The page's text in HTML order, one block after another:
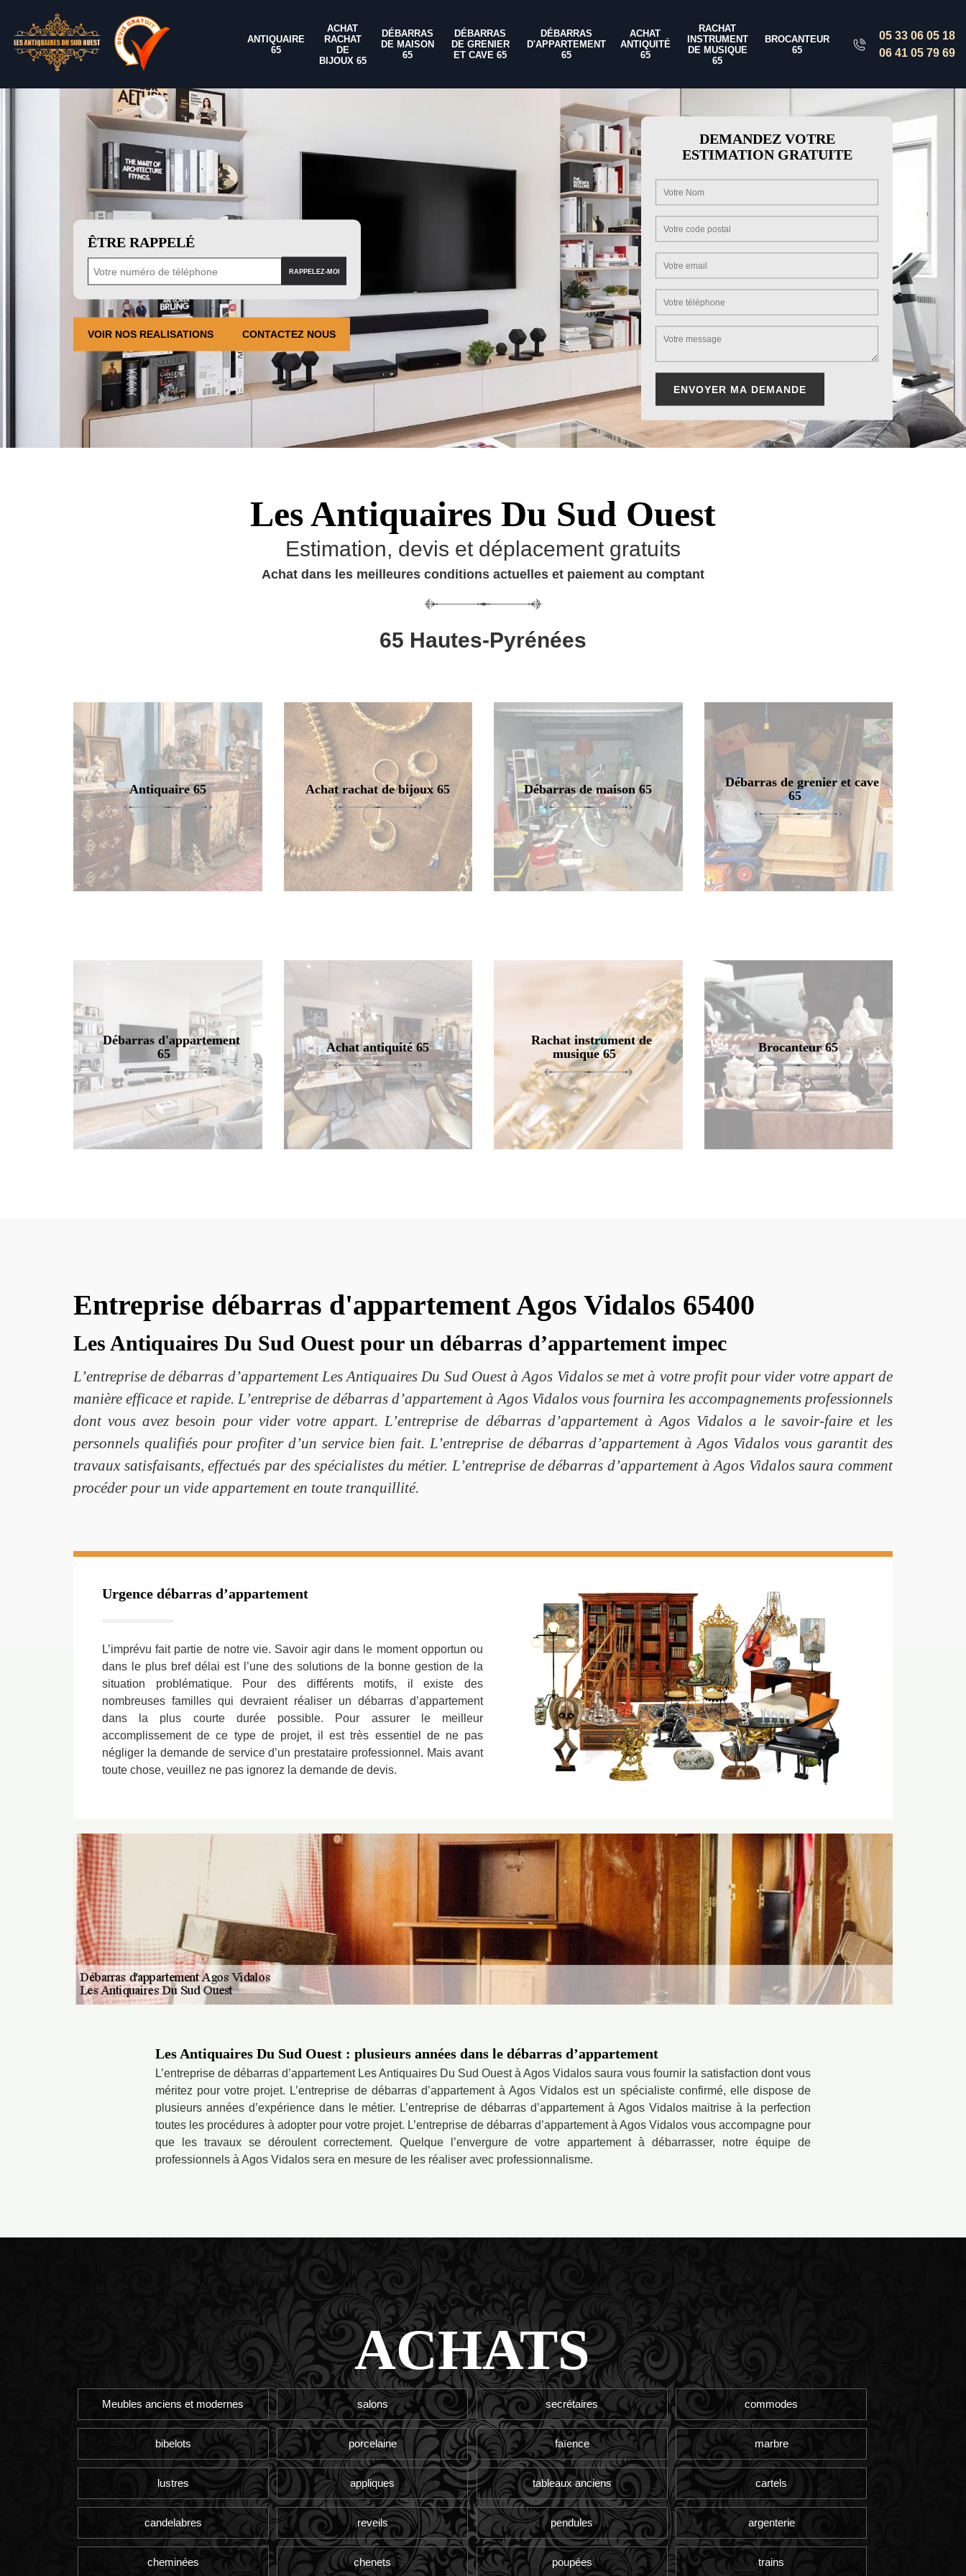
ANTIQUAIRE
65
ACHAT
RACHAT
DE
BIJOUX 65
DÉBARRAS
DE MAISON
65
DÉBARRAS
DE GRENIER
ET CAVE 65
DÉBARRAS
D'APPARTEMENT
65
ACHAT
ANTIQUITÉ
65
RACHAT
INSTRUMENT
DE MUSIQUE
65
BROCANTEUR
65
05 33 06 05 18
06 41 05 79 69
ÊTRE RAPPELÉ
VOIR NOS REALISATIONS CONTACTEZ NOUS
DEMANDEZ VOTRE
ESTIMATION GRATUITE
Les Antiquaires Du Sud Ouest
Estimation, devis et déplacement gratuits
Achat dans les meilleures conditions actuelles et paiement au comptant
65 Hautes-Pyrénées
Antiquaire 65 Achat rachat de bijoux 65 Débarras de maison 65
Débarras de grenier et cave
65
Débarras d'appartement
65
Achat antiquité 65
Rachat instrument de
musique 65
Brocanteur 65
Entreprise débarras d'appartement Agos Vidalos 65400
Les Antiquaires Du Sud Ouest pour un débarras d’appartement impec
L’entreprise de débarras d’appartement Les Antiquaires Du Sud Ouest à Agos Vidalos se met à votre profit pour vider votre appart de
manière efficace et rapide. L’entreprise de débarras d’appartement à Agos Vidalos vous fournira les accompagnements professionnels
dont vous avez besoin pour vider votre appart. L’entreprise de débarras d’appartement à Agos Vidalos a le savoir-faire et les
personnels qualifiés pour profiter d’un service bien fait. L’entreprise de débarras d’appartement à Agos Vidalos vous garantit des
travaux satisfaisants, effectués par des spécialistes du métier. L’entreprise de débarras d’appartement à Agos Vidalos saura comment
procéder pour un vide appartement en toute tranquillité.
Urgence débarras d’appartement
L’imprévu fait partie de notre vie. Savoir agir dans le moment opportun ou
dans le plus bref délai est l’une des solutions de la bonne gestion de la
situation problématique. Pour des différents motifs, il existe des
nombreuses familles qui devraient réaliser un débarras d’appartement
dans la plus courte durée possible. Pour assurer le meilleur
accomplissement de ce type de projet, il est très essentiel de ne pas
négliger la demande de service d’un prestataire professionnel. Mais avant
toute chose, veuillez ne pas ignorez la demande de devis.
Les Antiquaires Du Sud Ouest : plusieurs années dans le débarras d’appartement
L’entreprise de débarras d’appartement Les Antiquaires Du Sud Ouest à Agos Vidalos saura vous fournir la satisfaction dont vous
méritez pour votre projet. L’entreprise de débarras d’appartement à Agos Vidalos est un spécialiste confirmé, elle dispose de
plusieurs années d’expérience dans le métier. L’entreprise de débarras d’appartement à Agos Vidalos maitrise à la perfection
toutes les procédures à adopter pour votre projet. L’entreprise de débarras d’appartement à Agos Vidalos vous accompagne pour
que les travaux se déroulent correctement. Quelque l’envergure de votre appartement à débarrasser, notre équipe de
professionnels à Agos Vidalos sera en mesure de les réaliser avec professionnalisme.
ACHATS
Meubles anciens et modernes salons secrétaires commodes
bibelots porcelaine faïence marbre
lustres appliques tableaux anciens cartels
candelabres reveils pendules argenterie
cheminées chenets poupées trains